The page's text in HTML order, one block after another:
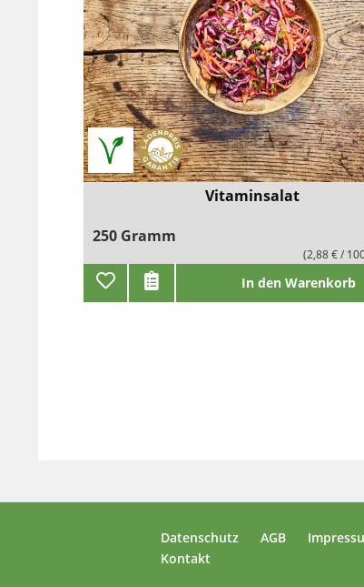
Vitaminsalat
250 Gramm
(2,88 € /
In den Warenkorb
Datenschutz AGB
Kontakt